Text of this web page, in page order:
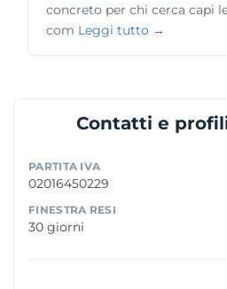
concreto per chi cerca capi
com Leggi tutto →
Contatti e
PARTITA IVA
02016450229
FINESTRA RESI
30 giorni